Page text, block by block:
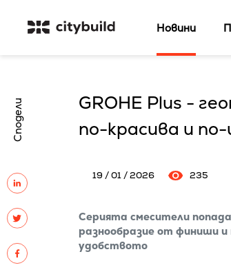
Новини
Сподели
GROHE Plus -
по-красива и
19 / 01 / 2026 235
Серията смесители
разнообразие от финиши и
удобството